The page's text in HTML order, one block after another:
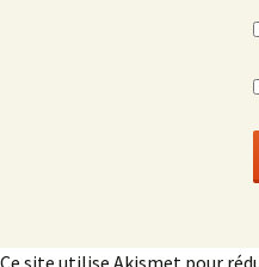
Ce site utilise Akismet pour